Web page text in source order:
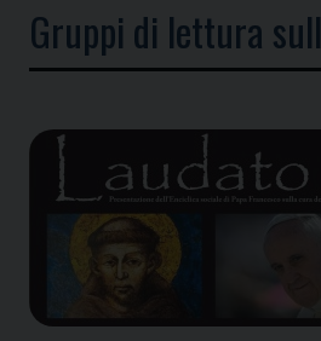
Gruppi di lettura